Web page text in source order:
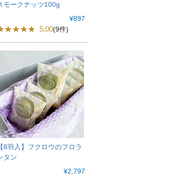
モークナッツ100g
¥897
5.00(9件)
【8羽入】フクロウのフロラ
タン
¥2,797